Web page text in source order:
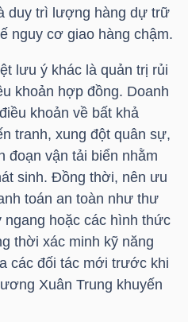
duy trì lượng hàng dự trữ
nguy cơ giao hàng chậm.
lưu ý khác là quản trị rủi
khoản hợp đồng. Doanh
khoản về bất khả
tranh, xung đột quân sự,
đoạn vận tải biển nhằm
sinh. Đồng thời, nên ưu
toán an toàn như thư
hoặc các hình thức
thời xác minh kỹ năng
các đối tác mới trước khi
Xuân Trung khuyến